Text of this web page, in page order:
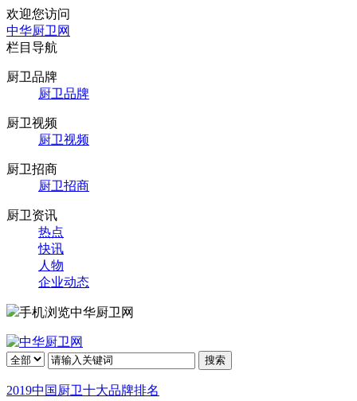
欢迎您访问
中华厨卫网
栏目导航
厨卫品牌
厨卫品牌
厨卫视频
厨卫视频
厨卫招商
厨卫招商
厨卫资讯
热点
快讯
人物
企业动态
手机浏览中华厨卫网
搜索
2019中国厨卫十大品牌排名